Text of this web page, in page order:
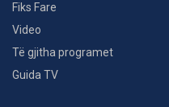
Fiks Fare
Video
Të gjitha programet
Guida TV